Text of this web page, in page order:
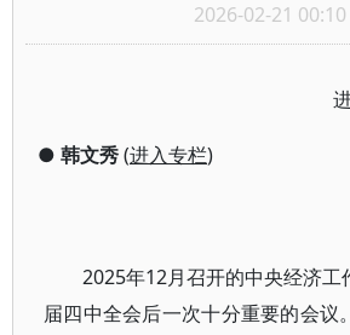
2026-02-21 00:10
● 韩文秀(进入专栏)
2025年12月召开的中央经济工
届四中全会后一次十分重要的会议